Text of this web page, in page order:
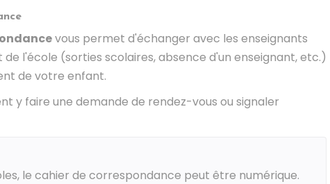
vous permet d'échanger avec les enseignants
l'école (sorties scolaires, absence d'un enseignant, etc.)
de votre enfant.
y faire une demande de rendez-vous ou signaler
le cahier de correspondance peut être numérique.